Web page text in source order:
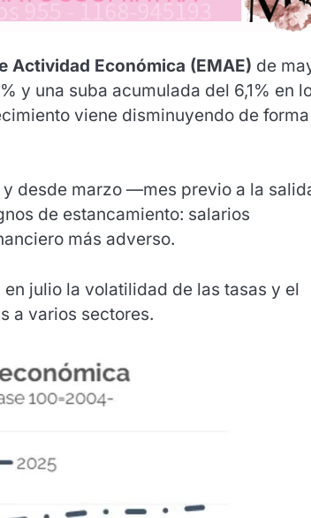
Actividad Económica (EMAE) de
y una suba acumulada del 6,1% en
viene disminuyendo de forma
y desde marzo —mes previo a la
de estancamiento: salarios
más adverso.
julio la volatilidad de las tasas y el
a varios sectores.